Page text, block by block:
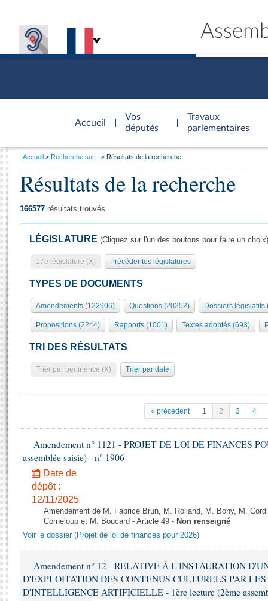
Accueil
d'accueil
Vos
députés
Travaux
parlementaires
Présidence
577 députés
Groupes politiques
Séance publique
Commissions et autres organes
Europe et International
Pétitions
Projets de loi
Propositions de loi
Amendements
Textes adoptés
Rapports d'information
Rapports d'enquête
Rapports sur l'application des lois
Baromètre de l’application des lois
Général
Rôle et pouvoirs de l'Assemblée
Organisation de l'Assemblée
Présidence Conférence des Présidents Bureau Collège des
Statistiques et chiffres clés
( Constitution | Règlement de l'Assemblée ... )
Juniors
Anciennes législatures
Liens vers les sites publics
Visiter l'Assemblée
Visite virtuelle du palais Bourbon
Assister à une séance
Contacts et plan d'accès
Photos libres de droit
Vous
Accueil Recherche sur... Résultats de la recherche
Résultats de la recherche
166577 résultats trouvés
LÉGISLATURE (Cliquez sur l'un des boutons pour faire un choix)
17e législature (X) Précédentes législatures
TYPES DE DOCUMENTS
Amendements (122906) Questions (20252) Dossiers législatifs
Propositions (2244) Rapports (1001) Textes adoptés (693)
TRI DES RÉSULTATS
Trier par pertinence (X) Trier par date
« précedent 1 2 3 4
Amendement n° 1121 - PROJET DE LOI DE FINANCES
assemblée saisie) - n° 1906
Date de
dépôt :
12/11/2025
Amendement de M. Fabrice Brun, M. Rolland, M. Bony, M.
Corneloup et M. Boucard - Article 49 - Non renseigné
Voir le dossier (Projet de loi de finances pour 2026)
Amendement n° 12 - RELATIVE À L'INSTAURATION
D'EXPLOITATION DES CONTENUS CULTURELS PAR LES
D'INTELLIGENCE ARTIFICIELLE - 1ère lecture (2ème